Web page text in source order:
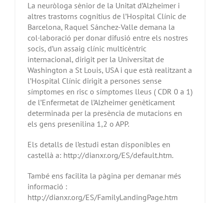
La neuròloga sènior de la Unitat d’Alzheimer i
altres trastorns cognitius de l’Hospital Clínic de
Barcelona, Raquel Sánchez-Valle demana la
col·laboració per donar difusió entre els nostres
socis, d’un assaig clínic multicèntric
internacional, dirigit per la Universitat de
Washington a St Louis, USA i que està realitzant a
l’Hospital Clínic dirigit a persones sense
símptomes en risc o símptomes lleus ( CDR 0 a 1)
de l’Enfermetat de l’Alzheimer genèticament
determinada per la presència de mutacions en
els gens presenilina 1,2 o APP.
Els detalls de l’estudi estan disponibles en
castellà a: http://dianxr.org/ES/default.htm.
També ens facilita la pàgina per demanar més
informació :
http://dianxr.org/ES/FamilyLandingPage.htm